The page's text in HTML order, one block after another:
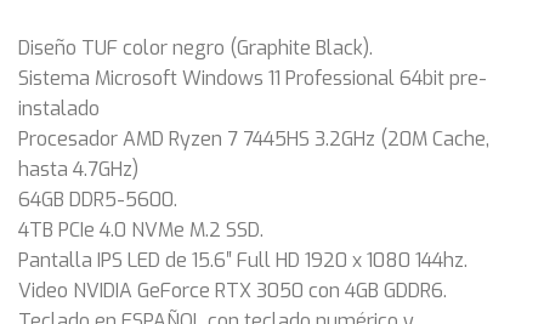
Diseño TUF color negro (Graphite Black).
Sistema Microsoft Windows 11 Professional 64bit pre-
instalado
Procesador AMD Ryzen 7 7445HS 3.2GHz (20M Cache,
hasta 4.7GHz)
64GB DDR5-5600.
4TB PCIe 4.0 NVMe M.2 SSD.
Pantalla IPS LED de 15.6″ Full HD 1920 x 1080 144hz.
Video NVIDIA GeForce RTX 3050 con 4GB GDDR6.